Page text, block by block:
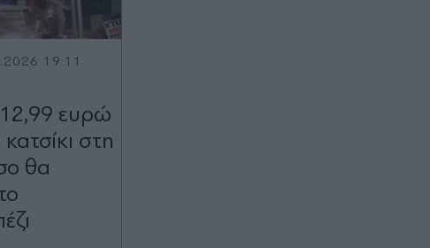
19:11
ευρώ
στη
θα